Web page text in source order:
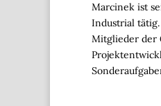
Marcinek ist
Industrial
Mitglieder der